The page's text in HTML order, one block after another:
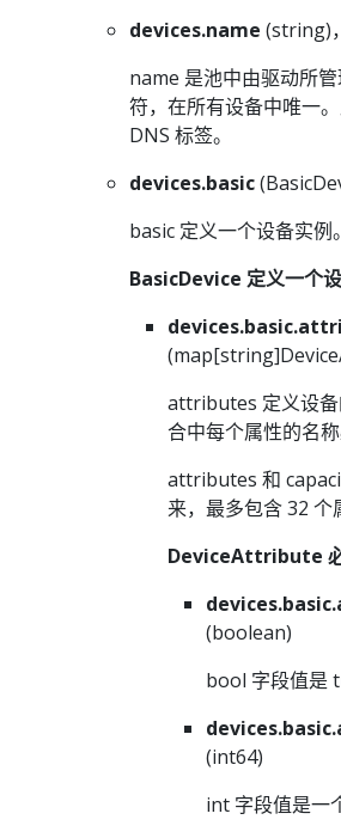
devices.name (string)
name 是池中由驱动所
符，在所有设备中唯一
DNS 标签。
devices.basic
basic 定义一个设备实例。
BasicDevice 定义一个设
attributes 定义设
合中每个属性的名称
attributes 和
来，最多包含 32 个
DeviceAttribute 必
(boolean)
bool 字段值是
(int64)
int 字段值是一